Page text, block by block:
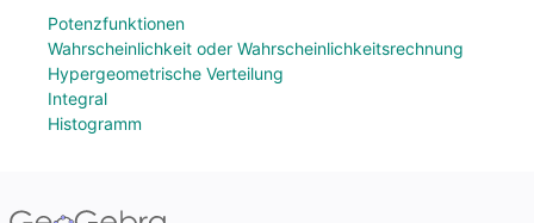
Potenzfunktionen
Wahrscheinlichkeit oder Wahrscheinlichkeitsrechnung
Hypergeometrische Verteilung
Integral
Histogramm